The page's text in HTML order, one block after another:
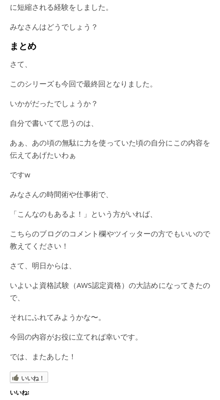
に短縮される経験をしました。
みなさんはどうでしょう？
まとめ
さて、
このシリーズも今回で最終回となりました。
いかがだったでしょうか？
自分で書いてて思うのは、
あぁ、あの頃の無駄に力を使っていた頃の自分にこの内容を
伝えてあげたいわぁ
ですw
みなさんの時間術や仕事術で、
「こんなのもあるよ！」という方がいれば、
こちらのブログのコメント欄やツイッターの方でもいいので
教えてください！
さて、明日からは、
いよいよ資格試験（AWS認定資格）の大詰めになってきたの
で、
それにふれてみようかな〜。
今回の内容がお役に立てれば幸いです。
では、またあした！
いいね！
いいね: